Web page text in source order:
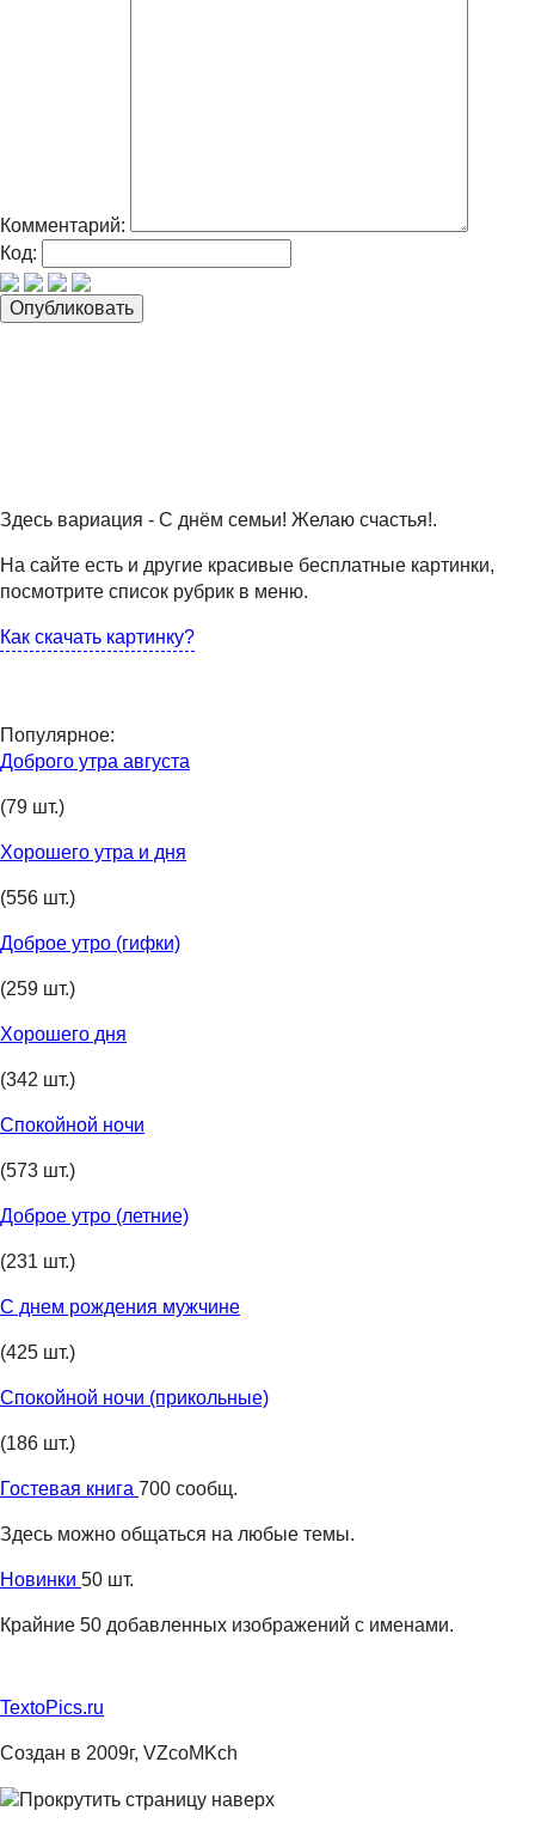
Комментарий:
Код:
Здесь вариация - С днём семьи! Желаю счастья!.
На сайте есть и другие красивые бесплатные картинки,
посмотрите список рубрик в меню.
Как скачать картинку?
Популярное:
Доброго утра августа
(79 шт.)
Хорошего утра и дня
(556 шт.)
Доброе утро (гифки)
(259 шт.)
Хорошего дня
(342 шт.)
Спокойной ночи
(573 шт.)
Доброе утро (летние)
(231 шт.)
С днем рождения мужчине
(425 шт.)
Спокойной ночи (прикольные)
(186 шт.)
Гостевая книга 700 сообщ.
Здесь можно общаться на любые темы.
Новинки 50 шт.
Крайние 50 добавленных изображений с именами.
TextoPics.ru
Создан в 2009г, VZcoMKch